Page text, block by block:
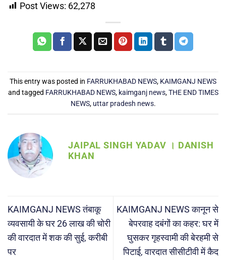
Post Views: 62,278
This entry was posted in FARRUKHABAD NEWS, KAIMGANJ NEWS
and tagged FARRUKHABAD NEWS, kaimganj news,THE END TIMES
NEWS, uttar pradesh news.
JAIPAL SINGH YADAV । DANISH
KHAN
KAIMGANJ NEWS तंबाकू
व्यवसायी के घर 26 लाख की चोरी
की वारदात में शक की सुई, करीबी
पर
KAIMGANJ NEWS कानून से
बेपरवाह दबंगों का कहर: घर में
घुसकर गृहस्वामी की बेरहमी से
पिटाई, वारदात सीसीटीवी में कैद